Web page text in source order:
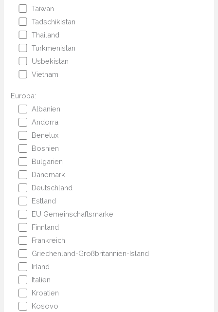
Taiwan
Tadschikistan
Thailand
Turkmenistan
Usbekistan
Vietnam
Europa:
Albanien
Andorra
Benelux
Bosnien
Bulgarien
Dänemark
Deutschland
Estland
EU Gemeinschaftsmarke
Finnland
Frankreich
Griechenland-Großbritannien-Island
Irland
Italien
Kroatien
Kosovo